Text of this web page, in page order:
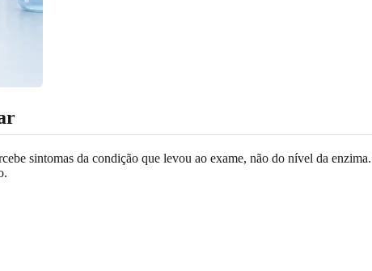
sintomas da condição que levou ao exame, não do nível da